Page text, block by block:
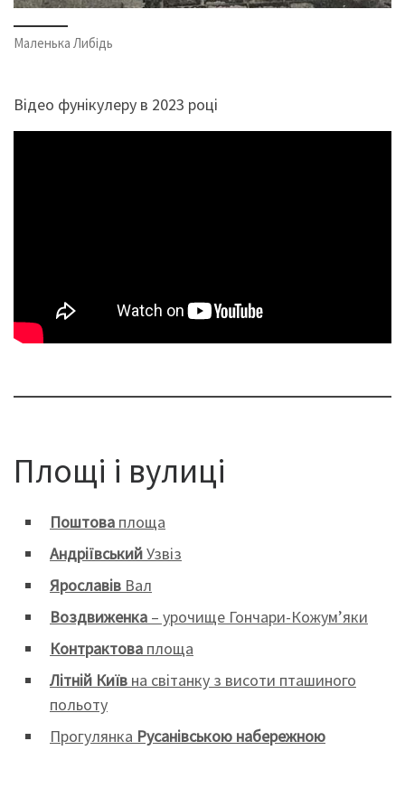
Маленька Либідь
Відео фунікулеру в 2023 році
Площі і вулиці
Поштова площа
АндріївськийУзвіз
Ярославів Вал
Воздвиженка – урочище Гончари-Кожум’яки
Контрактова площа
Літній Київ на світанку з висоти пташиного
польоту
Прогулянка Русанівською набережною